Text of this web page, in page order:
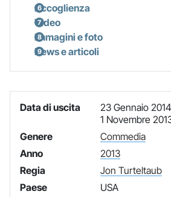
Accoglienza
Video
Immagini e foto
News e articoli
Data di uscita
23 Gennaio
1 Novembre
Genere
Commedia
Anno
2013
Regia
Jon Turteltaub
Paese
USA